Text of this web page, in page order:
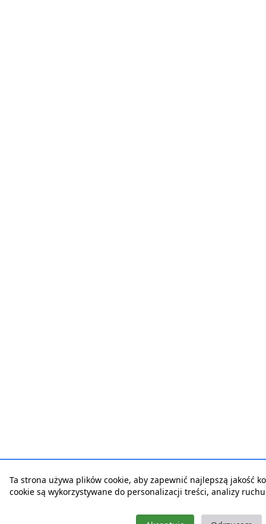
Ta strona używa plików cookie, aby zapewnić najlepszą jakość
cookie są wykorzystywane do personalizacji treści, analizy